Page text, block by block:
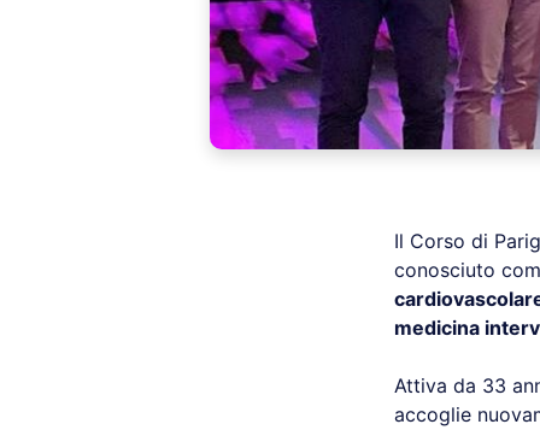
Il Corso di
conosciuto
medicina
Attiva da 33
accoglie